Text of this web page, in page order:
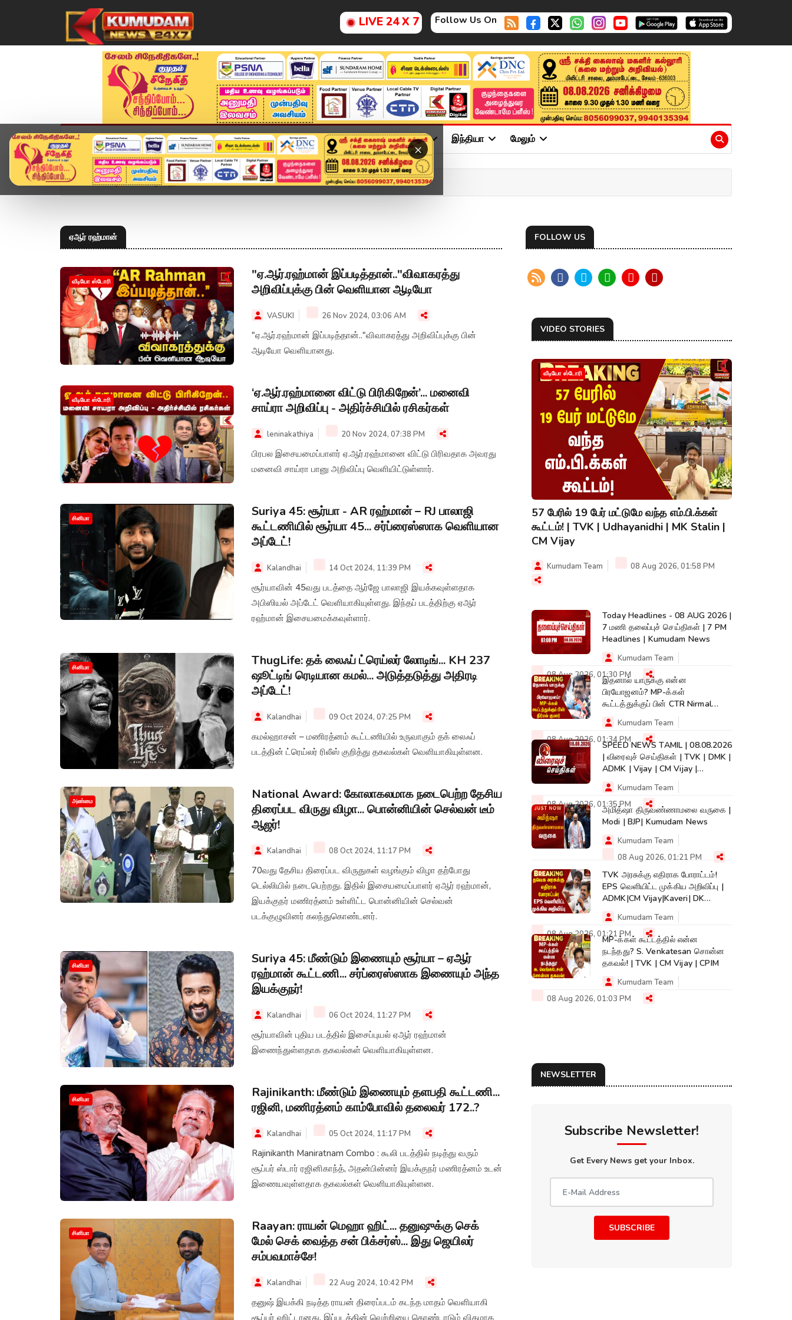
LIVE 24 X 7 Follow Us On
×
முகப்பு விளையாட்டு அண்மை தமிழ்நாடு சினிமா அரசியல் விளையாட்டு இந்தியா மேலும்
Home Topics ஏஆர் ரஹ்மான்
ஏஆர் ரஹ்மான்
வீடியோ ஸ்டோரி
"ஏ.ஆர்.ரஹ்மான் இப்படித்தான்.."விவாகரத்து
அறிவிப்புக்கு பின் வெளியான ஆடியோ
VASUKI 26 Nov 2024, 03:06 AM
"ஏ.ஆர்.ரஹ்மான் இப்படித்தான்.."விவாகரத்து அறிவிப்புக்கு பின்
ஆடியோ வெளியானது.
வீடியோ ஸ்டோரி
‘ஏ.ஆர்.ரஹ்மானை விட்டு பிரிகிறேன்’... மனைவி
சாய்ரா அறிவிப்பு - அதிர்ச்சியில் ரசிகர்கள்
leninakathiya 20 Nov 2024, 07:38 PM
பிரபல இசையமைப்பாளர் ஏ.ஆர்.ரஹ்மானை விட்டு பிரிவதாக அவரது
மனைவி சாய்ரா பானு அறிவிப்பு வெளியிட்டுள்ளார்.
சினிமா
Suriya 45: சூர்யா - AR ரஹ்மான் – RJ பாலாஜி
கூட்டணியில் சூர்யா 45... சர்ப்ரைஸ்ஸாக வெளியான
அப்டேட்!
Kalandhai 14 Oct 2024, 11:39 PM
சூர்யாவின் 45வது படத்தை ஆர்ஜே பாலாஜி இயக்கவுள்ளதாக
அபிஸியல் அப்டேட் வெளியாகியுள்ளது. இந்தப் படத்திற்கு ஏஆர்
ரஹ்மான் இசையமைக்கவுள்ளார்.
சினிமா
ThugLife: தக் லைஃப் ட்ரெய்லர் லோடிங்... KH 237
ஷூட்டிங் ரெடியான கமல்... அடுத்தடுத்து அதிரடி
அப்டேட்!
Kalandhai 09 Oct 2024, 07:25 PM
கமல்ஹாசன் – மணிரத்னம் கூட்டணியில் உருவாகும் தக் லைஃப்
படத்தின் ட்ரெய்லர் ரிலீஸ் குறித்து தகவல்கள் வெளியாகியுள்ளன.
அண்மை
National Award: கோலாகலமாக நடைபெற்ற தேசிய
திரைப்பட விருது விழா... பொன்னியின் செல்வன் டீம்
ஆஜர்!
Kalandhai 08 Oct 2024, 11:17 PM
70வது தேசிய திரைப்பட விருதுகள் வழங்கும் விழா தற்போது
டெல்லியில் நடைபெற்றது. இதில் இசையமைப்பாளர் ஏஆர் ரஹ்மான்,
இயக்குநர் மணிரத்னம் உள்ளிட்ட பொன்னியின் செல்வன்
படக்குழுவினர் கலந்துகொண்டனர்.
சினிமா
Suriya 45: மீண்டும் இணையும் சூர்யா – ஏஆர்
ரஹ்மான் கூட்டணி... சர்ப்ரைஸ்ஸாக இணையும் அந்த
இயக்குநர்!
Kalandhai 06 Oct 2024, 11:27 PM
சூர்யாவின் புதிய படத்தில் இசைப்புயல் ஏஆர் ரஹ்மான்
இணைந்துள்ளதாக தகவல்கள் வெளியாகியுள்ளன.
சினிமா
Rajinikanth: மீண்டும் இணையும் தளபதி கூட்டணி...
ரஜினி, மணிரத்னம் காம்போவில் தலைவர் 172..?
Kalandhai 05 Oct 2024, 11:17 PM
Rajinikanth Maniratnam Combo : கூலி படத்தில் நடித்து வரும்
சூப்பர் ஸ்டார் ரஜினிகாந்த், அதன்பின்னர் இயக்குநர் மணிரத்னம் உடன்
இணையவுள்ளதாக தகவல்கள் வெளியாகியுள்ளன.
சினிமா
Raayan: ராயன் மெஹா ஹிட்... தனுஷுக்கு செக்
மேல் செக் வைத்த சன் பிக்சர்ஸ்... இது ஜெயிலர்
சம்பவமாச்சே!
Kalandhai 22 Aug 2024, 10:42 PM
தனுஷ் இயக்கி நடித்த ராயன் திரைப்படம் கடந்த மாதம் வெளியாகி
FOLLOW US
VIDEO STORIES
வீடியோ ஸ்டோரி
57 பேரில் 19 பேர் மட்டுமே வந்த எம்.பி.க்கள்
கூட்டம்! | TVK | Udhayanidhi | MK Stalin |
CM Vijay
Kumudam Team 08 Aug 2026, 01:58 PM
Today Headlines - 08 AUG 2026 |
7 மணி தலைப்புச் செய்திகள் | 7 PM
Headlines | Kumudam News
Kumudam Team
08 Aug 2026, 01:30 PMஇதனால் யாருக்கு என்ன
பிரயோஜனம்? MP-க்கள்
கூட்டத்துக்குப் பின் CTR Nirmal
Kumar | TVK | CM Vijay
Kumudam Team
08 Aug 2026, 01:34 PMSPEED NEWS TAMIL | 08.08.2026
| விரைவுச் செய்திகள் | TVK | DMK |
ADMK | Vijay | CM Vijay |
Kumudam
Kumudam Team
08 Aug 2026, 01:35 PMஅமித்ஷா திருவண்ணாமலை வருகை |
Modi | BJP| Kumudam News
Kumudam Team
08 Aug 2026, 01:21 PM
TVK அரசுக்கு எதிராக போராட்டம்!
EPS வெளியிட்ட முக்கிய அறிவிப்பு |
ADMK|CM Vijay|Kaveri| DK
Shivakumar
Kumudam Team
08 Aug 2026, 01:21 PMMP-க்கள் கூட்டத்தில் என்ன
நடந்தது? S. Venkatesan சொன்ன
தகவல்! | TVK | CM Vijay | CPIM
Kumudam Team
08 Aug 2026, 01:03 PM
NEWSLETTER
Subscribe Newsletter!
Get Every News get your Inbox.
SUBSCRIBE